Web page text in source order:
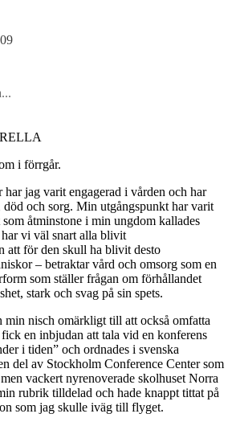
i förrgår.
har jag varit engagerad i vården och har
död och sorg. Min utgångspunkt har varit
åtminstone i min ungdom kallades
vi väl snart alla blivit
att för den skull ha blivit desto
– betraktar vård och omsorg som en
som ställer frågan om förhållandet
stark och svag på sin spets.
min nisch omärkligt till att också omfatta
en inbjudan att tala vid en konferens
i tiden” och ordnades i svenska
del av Stockholm Conference Center som
vackert nyrenoverade skolhuset Norra
rubrik tilldelad och hade knappt tittat på
som jag skulle iväg till flyget.